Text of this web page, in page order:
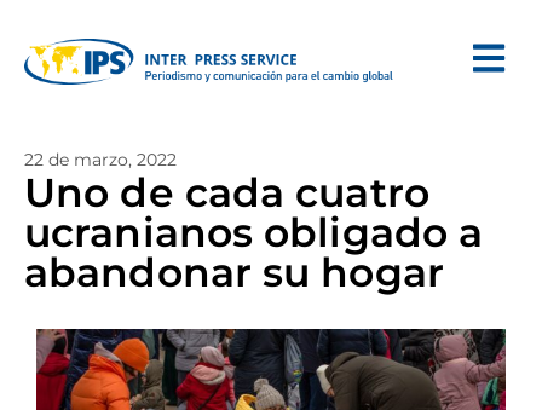
22 de marzo, 2022
Uno de cada cuatro
ucranianos obligado a
abandonar su hogar